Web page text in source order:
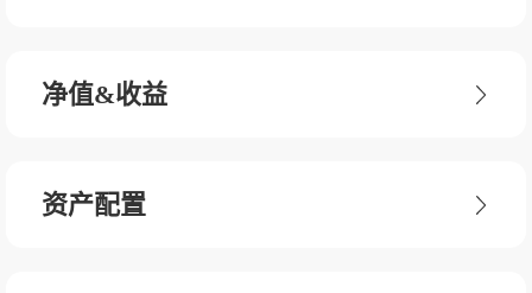
净值&收益
资产配置